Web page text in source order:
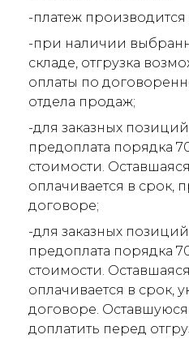
-платеж
-при наличии
складе, отгрузка
оплаты по
отдела продаж;
-для заказных позиций
предоплата порядка
стоимости.
оплачивается в срок,
договоре;
-для заказных позиций
предоплата порядка
стоимости.
оплачивается в срок,
договоре.
доплатить перед